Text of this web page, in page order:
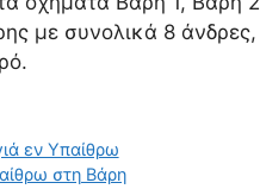
με συνολικά 8
εν Υπαίθρω
στη Βάρη